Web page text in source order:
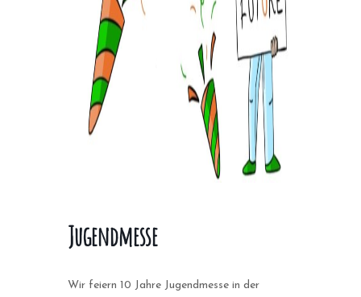
Jugendmesse
Wir feiern 10 Jahre Jugendmesse in der